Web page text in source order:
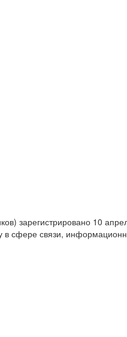
зарегистрировано 10
сфере связи,